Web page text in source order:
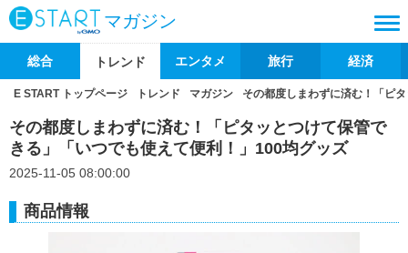
マガジン
総合 トレンド エンタメ 旅行 経済
E START トップページ トレンド マガジン その都度しまわずに済む！「ピ
その都度しまわずに済む！「ピタッとつけて保管で
きる」「いつでも使えて便利！」100均グッズ
2025-11-05 08:00:00
商品情報